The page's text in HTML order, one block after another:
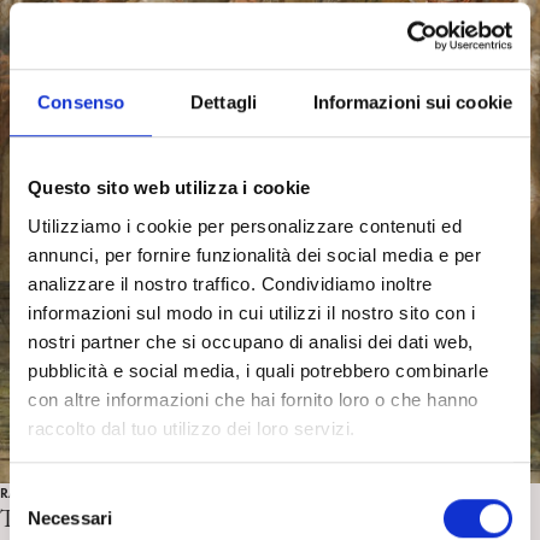
Consenso Dettagli Informazioni sui cookie
Questo sito web utilizza i cookie
Utilizziamo i cookie per personalizzare contenuti ed
annunci, per fornire funzionalità dei social media e per
analizzare il nostro traffico. Condividiamo inoltre
informazioni sul modo in cui utilizzi il nostro sito con i
nostri partner che si occupano di analisi dei dati web,
pubblicità e social media, i quali potrebbero combinarle
con altre informazioni che hai fornito loro o che hanno
raccolto dal tuo utilizzo dei loro servizi.
S
e
Necessari
RASSEGNA STAMPA
Teatro, arte e psicologia per insegnare ai medici ad